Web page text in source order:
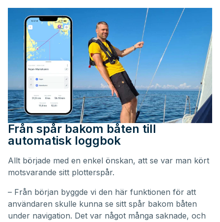
Från spår bakom båten till
automatisk loggbok
Allt började med en enkel önskan, att se var man kört
motsvarande sitt plotterspår.
– Från början byggde vi den här funktionen för att
användaren skulle kunna se sitt spår bakom båten
under navigation. Det var något många saknade, och